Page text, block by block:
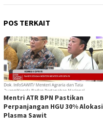
POS TERKAIT
Mentri ATR BPN Pastikan
Perpanjangan HGU 30% Alokasi
Plasma Sawit